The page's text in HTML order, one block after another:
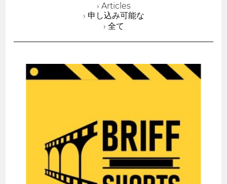
› Articles
› 申し込み可能な
› 全て